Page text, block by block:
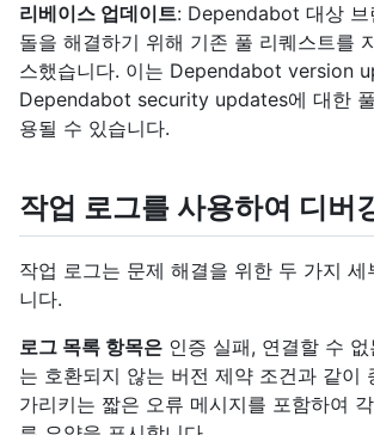
리베이스 업데이트: Dependabot 대상 브
돌을 해결하기 위해 기존 풀 리퀘스트를
스했습니다. 이는 Dependabot version
Dependabot security updates에 대한
용될 수 있습니다.
작업 로그를 사용하여 디버
작업 로그는 문제 해결을 위한 두 가지 세
니다.
로그 목록 항목은 인증 실패, 연결할 수
는 호환되지 않는 버전 제약 조건과 같이
가리키는 짧은 오류 메시지를 포함하여